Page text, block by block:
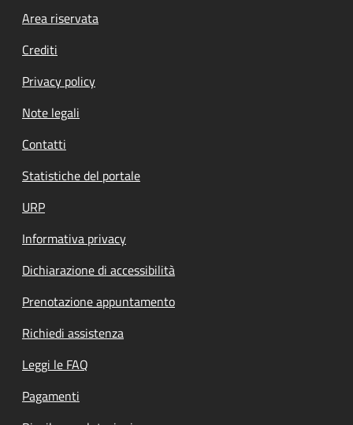
Footer menu
Area riservata
Crediti
Privacy policy
Note legali
Contatti
Statistiche del portale
URP
Informativa privacy
Dichiarazione di accessibilità
Prenotazione appuntamento
Richiedi assistenza
Leggi le FAQ
Pagamenti